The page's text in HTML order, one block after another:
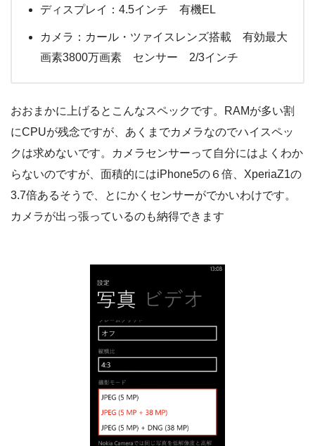
ディスプレイ：4.5インチ 有機EL
カメラ：カール・ツァイスレンズ搭載 有効最大
画素3800万画素 センサー 2/3インチ
おおまかに上げるとこんなスペックです。RAMが多い割
にCPUが残念ですが、あくまでカメラなのでハイスペッ
クは求めないです。カメラセンサーって自分にはよくわか
らないのですが、面積的にはiPhone5の６倍、XperiaZ1の
3.7倍あるそうで、とにかくセンサーがでかいわけです。
カメラが出っ張っているのも納得できます